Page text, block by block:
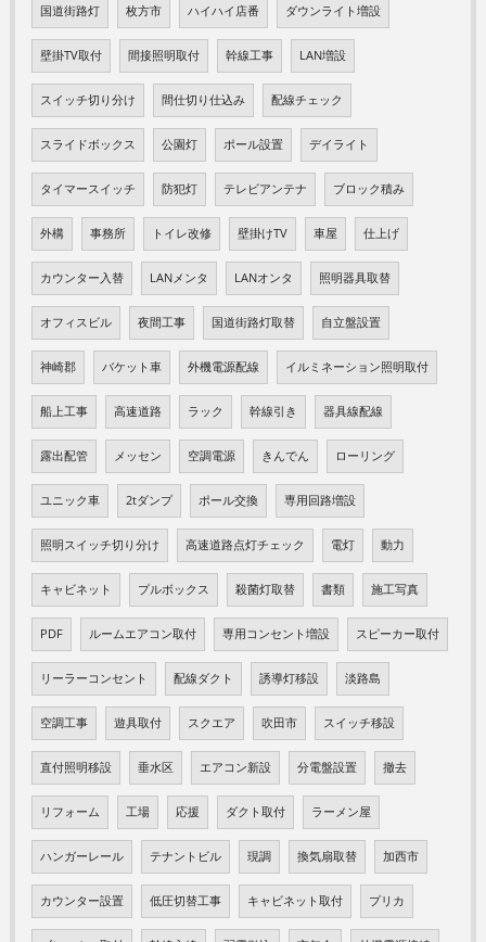
国道街路灯 枚方市 ハイハイ店番 ダウンライト増設
壁掛TV取付 間接照明取付 幹線工事 LAN増設
スイッチ切り分け 間仕切り仕込み 配線チェック
スライドボックス 公園灯 ポール設置 デイライト
タイマースイッチ 防犯灯 テレビアンテナ ブロック積み
外構 事務所 トイレ改修 壁掛けTV 車屋 仕上げ
カウンター入替 LANメンタ LANオンタ 照明器具取替
オフィスビル 夜間工事 国道街路灯取替 自立盤設置
神崎郡 バケット車 外機電源配線 イルミネーション照明取付
船上工事 高速道路 ラック 幹線引き 器具線配線
露出配管 メッセン 空調電源 きんでん ローリング
ユニック車 2tダンプ ポール交換 専用回路増設
照明スイッチ切り分け 高速道路点灯チェック 電灯 動力
キャビネット プルボックス 殺菌灯取替 書類 施工写真
PDF ルームエアコン取付 専用コンセント増設 スピーカー取付
リーラーコンセント 配線ダクト 誘導灯移設 淡路島
空調工事 遊具取付 スクエア 吹田市 スイッチ移設
直付照明移設 垂水区 エアコン新設 分電盤設置 撤去
リフォーム 工場 応援 ダクト取付 ラーメン屋
ハンガーレール テナントビル 現調 換気扇取替 加西市
カウンター設置 低圧切替工事 キャビネット取付 プリカ